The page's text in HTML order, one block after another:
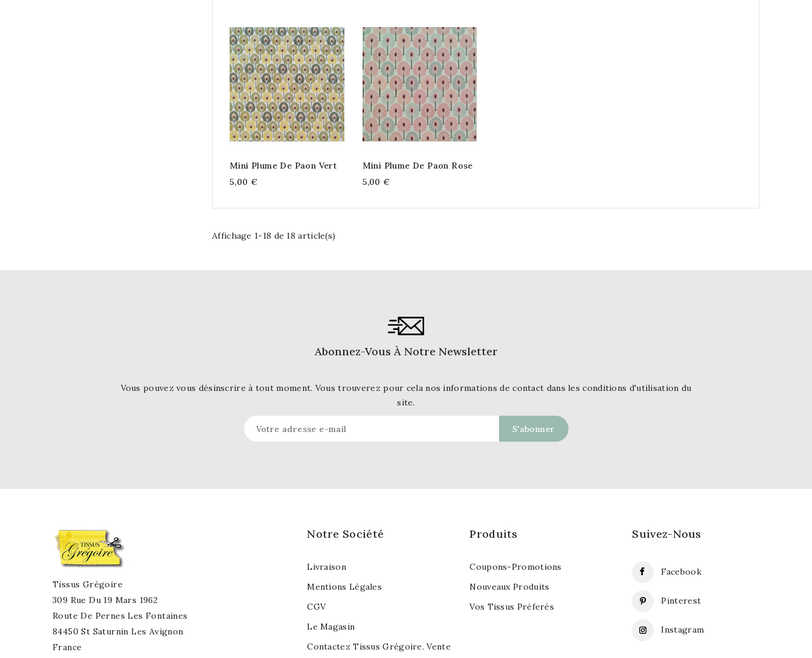
Mini Plume De Paon Vert
5,00 €
Mini Plume De Paon Rose
5,00 €
Affichage 1-18 de 18 article(s)
Abonnez-Vous À Notre Newsletter
Vous pouvez vous désinscrire à tout moment. Vous trouverez pour cela nos informations de contact dans les conditions d'utilisation du
site.
Suivez-Nous
Facebook
Pinterest
Instagram
Produits
Coupons-Promotions
Nouveaux Produits
Vos Tissus Préferés
Notre Société
Livraison
Mentions Légales
CGV
Le Magasin
Contactez Tissus Grégoire. Vente
Tissus Grégoire
309 Rue Du 19 Mars 1962
Route De Pernes Les Fontaines
84450 St Saturnin Les Avignon
France